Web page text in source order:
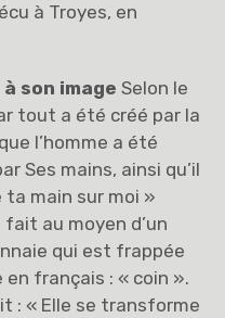
à Troyes, en
à son image Selon le
tout a été créé par la
l’homme a été
Ses mains, ainsi qu’il
ta main sur moi »
fait au moyen d’un
qui est frappée
en français : « coin ».
: « Elle se transforme